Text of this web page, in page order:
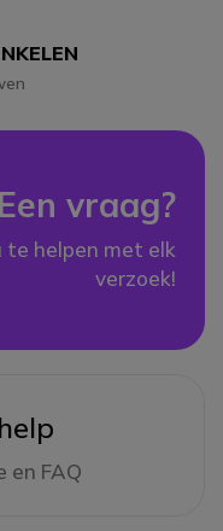
Een vraag?
te helpen met elk
verzoek!
en FAQ